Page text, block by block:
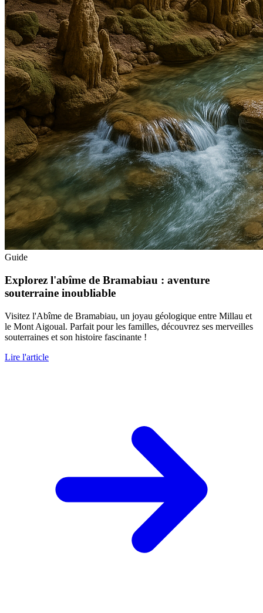
Guide
Explorez l'abîme de Bramabiau : aventure
souterraine inoubliable
Visitez l'Abîme de Bramabiau, un joyau géologique entre Millau et
le Mont Aigoual. Parfait pour les familles, découvrez ses merveilles
souterraines et son histoire fascinante !
Lire l'article